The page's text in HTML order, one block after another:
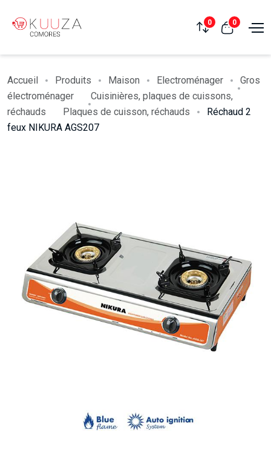
0 0
Accueil Produits Maison Electroménager
Gros
électroménager
Cuisinières, plaques de cuissons,
réchauds
Plaques de cuisson, réchauds
Réchaud 2
feux NIKURA AGS207